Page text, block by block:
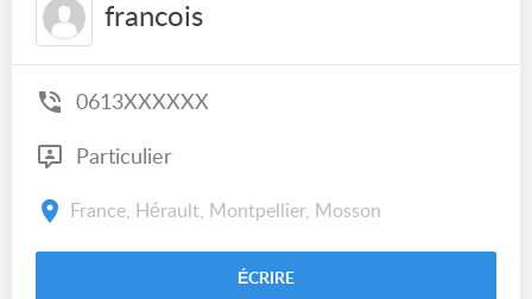
francois
0613XXXXXX
Particulier
France, Hérault, Montpellier, Mosson
ÉCRIRE